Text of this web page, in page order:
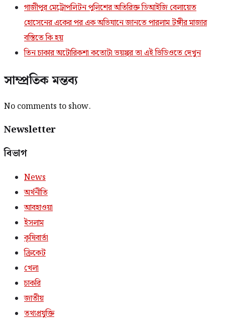
গাজীপুর মেট্রোপলিটন পুলিশের অতিরিক্ত ডিআইজি বেলায়েত
হোসেনের একের পর এক অভিযানে জানতে পারলাম টঙ্গীর মাজার
বস্তিতে কি হয়
তিন চাকার অটোরিকশা কতোটা ভয়ঙ্কর তা এই ভিডিওতে দেখুন
সাম্প্রতিক মন্তব্য
No comments to show.
Newsletter
বিভাগ
News
অর্থনীতি
আবহাওয়া
ইসলাম
কৃষিবার্তা
ক্রিকেট
খেলা
চাকরি
জাতীয়
তথ্যপ্রযুক্তি